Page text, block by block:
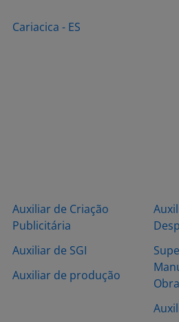
Cariacica - ES
Auxiliar de Criação
Publicitária
Auxiliar de SGI
Auxiliar de produção